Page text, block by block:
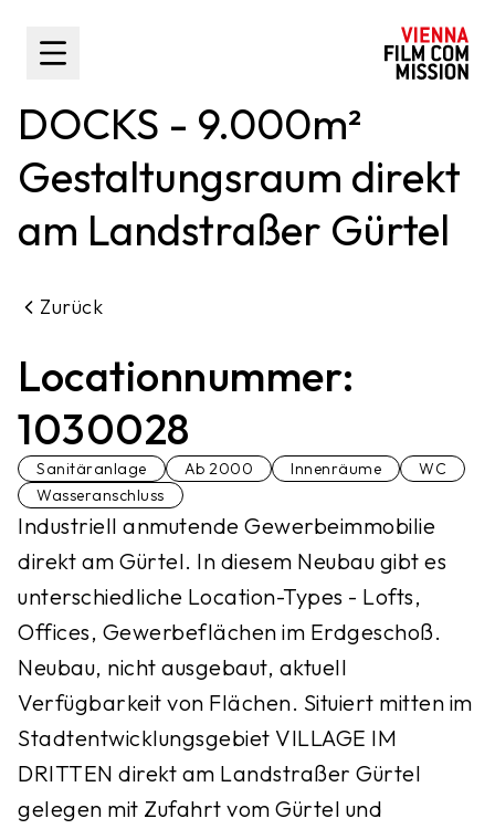
Toggle Sidebar
DOCKS - 9.000m²
Gestaltungsraum direkt
am Landstraßer Gürtel
Zurück
Locationnummer:
1030028
Sanitäranlage Ab 2000 Innenräume
WC
Wasseranschluss
Industriell anmutende Gewerbeimmobilie
direkt am Gürtel. In diesem Neubau gibt es
unterschiedliche Location-Types - Lofts,
Offices, Gewerbeflächen im Erdgeschoß.
Neubau, nicht ausgebaut, aktuell
Verfügbarkeit von Flächen. Situiert mitten im
Stadtentwicklungsgebiet VILLAGE IM
DRITTEN direkt am Landstraßer Gürtel
gelegen mit Zufahrt vom Gürtel und